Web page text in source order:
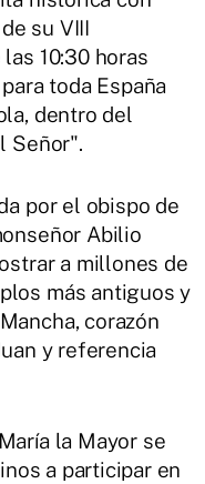
su VIII
10:30 horas
toda España
dentro del
Señor".
por el obispo de
Abilio
a millones de
más antiguos y
corazón
y referencia
la Mayor se
a participar en